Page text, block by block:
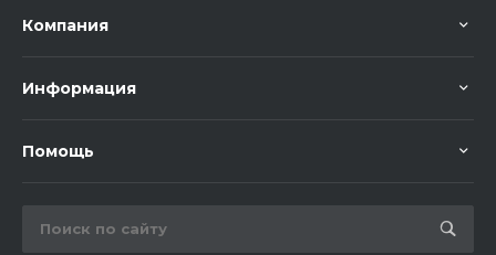
Компания
Информация
Помощь